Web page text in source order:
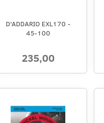
D'ADDARIO EXL170 -
45-100
235,00